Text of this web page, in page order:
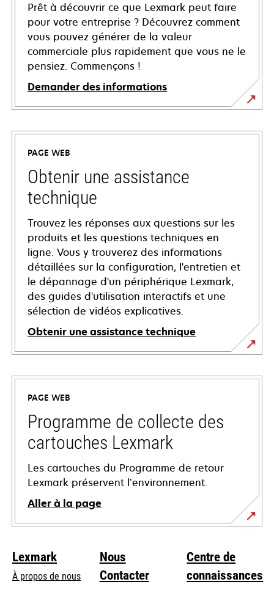
Prêt à découvrir ce que Lexmark peut faire
pour votre entreprise ? Découvrez comment
vous pouvez générer de la valeur
commerciale plus rapidement que vous ne le
pensiez. Commençons !
Demander des informations
PAGE WEB
Obtenir une assistance
technique
Trouvez les réponses aux questions sur les
produits et les questions techniques en
ligne. Vous y trouverez des informations
détaillées sur la configuration, l'entretien et
le dépannage d'un périphérique Lexmark,
des guides d'utilisation interactifs et une
sélection de vidéos explicatives.
Obtenir une assistance technique
s’ouvre
dans
nouvel
onglet
PAGE WEB
Programme de collecte des
cartouches Lexmark
Les cartouches du Programme de retour
Lexmark préservent l’environnement.
Aller à la page
Lexmark
À propos de nous
Nous
Contacter
Centre de
connaissances